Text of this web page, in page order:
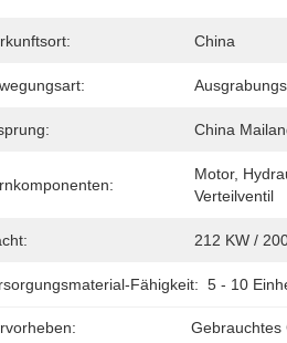
China
China
Motor,
Verteilventil
212 KW /
Fähigkeit: 5 - 10
Gebrauchtes